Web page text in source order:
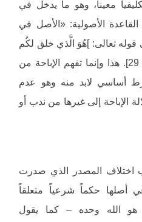
معيناً، وهو ما يدخل في
القاعدة الأصولية: «الأصل في
قوله تعالى: ]هُوَ الَّذي خلق لكُم
ما في الأرضِ جَمِيعاً[ [البقرة 29]. هذا وإنما تفهم الإباحة من
أساسي لابد منه وهو عدم
الإباحة إلى غيرها من ندب أو
اختلاف المصدر الذي صدرت
أصلها حكماً شرعياً متعلقاً
هو الله وحده – كما يقول